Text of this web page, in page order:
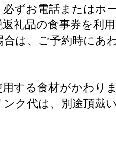
ずお電話またはホ
礼品の食事券を利
は、ご予約時にあ
する食材がかわりま
ク代は、別途頂戴